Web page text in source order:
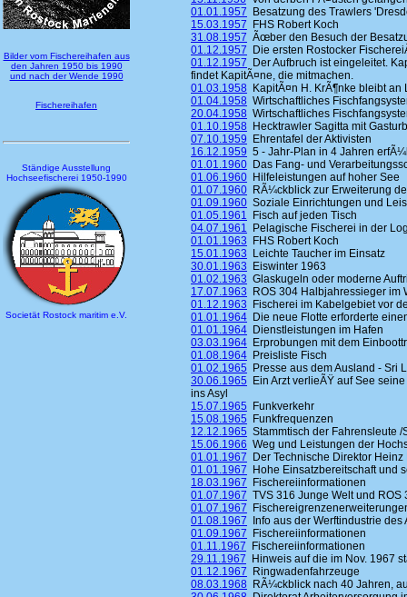
Bilder vom Fischereihafen aus
den Jahren 1950 bis 1990
und nach der Wende 1990
Fischereihafen
Ständige Ausstellung
Hochseefischerei 1950-1990
Societät Rostock maritim e.V.
01.01.1957 Besatzung des Trawlers
15.03.1957 FHS Robert Koch
31.08.1957 Ãœber den Besuch der
01.12.1957 Die ersten Rostocker
01.12.1957 Der Aufbruch ist eingeleitet.
findet KapitÃ¤ne, die mitmachen.
01.03.1958 KapitÃ¤n H. KrÃ¶nke bleibt an
01.04.1958 Wirtschaftliches
20.04.1958 Wirtschaftliches
01.10.1958 Hecktrawler Sagitta mit
07.10.1959 Ehrentafel der Aktivisten
16.12.1959 5 - Jahr-Plan in 4 Jahren
01.01.1960 Das Fang- und
01.06.1960 Hilfeleistungen auf hoher See
01.07.1960 RÃ¼ckblick zur Erweiterung
01.09.1960 Soziale Einrichtungen und
01.05.1961 Fisch auf jeden Tisch
04.07.1961 Pelagische Fischerei in der
01.01.1963 FHS Robert Koch
15.01.1963 Leichte Taucher im Einsatz
30.01.1963 Eiswinter 1963
01.02.1963 Glaskugeln oder moderne
17.07.1963 ROS 304 Halbjahressieger im
01.12.1963 Fischerei im Kabelgebiet vor
01.01.1964 Die neue Flotte erforderte
01.01.1964 Dienstleistungen im Hafen
03.03.1964 Erprobungen mit dem
01.08.1964 Preisliste Fisch
01.02.1965 Presse aus dem Ausland - Sri
30.06.1965 Ein Arzt verlieÃŸ auf See
ins Asyl
15.07.1965 Funkverkehr
15.08.1965 Funkfrequenzen
12.12.1965 Stammtisch der Fahrensleute /
15.06.1966 Weg und Leistungen der
01.01.1967 Der Technische Direktor
01.01.1967 Hohe Einsatzbereitschaft und
18.03.1967 Fischereiinformationen
01.07.1967 TVS 316 Junge Welt und ROS
01.07.1967
01.08.1967 Info aus der Werftindustrie des
01.09.1967 Fischereiinformationen
01.11.1967 Fischereiinformationen
29.11.1967 Hinweis auf die im Nov. 1967
01.12.1967 Ringwadenfahrzeuge
08.03.1968 RÃ¼ckblick nach 40 Jahren,